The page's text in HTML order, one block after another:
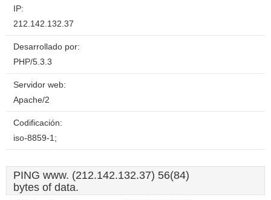
IP:
212.142.132.37
Desarrollado por:
PHP/5.3.3
Servidor web:
Apache/2
Codificación:
iso-8859-1;
PING www. (212.142.132.37) 56(84)
bytes of data.